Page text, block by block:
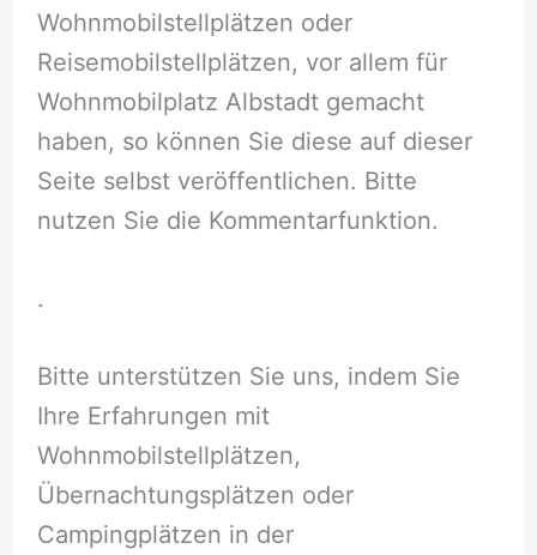
Wohnmobilstellplätzen oder
Reisemobilstellplätzen, vor allem für
Wohnmobilplatz Albstadt gemacht
haben, so können Sie diese auf dieser
Seite selbst veröffentlichen. Bitte
nutzen Sie die Kommentarfunktion.
.
Bitte unterstützen Sie uns, indem Sie
Ihre Erfahrungen mit
Wohnmobilstellplätzen,
Übernachtungsplätzen oder
Campingplätzen in der